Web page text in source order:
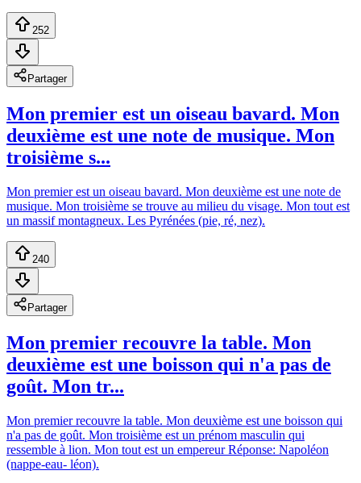
252
Partager
Mon premier est un oiseau bavard. Mon
deuxième est une note de musique. Mon
troisième s...
Mon premier est un oiseau bavard. Mon deuxième est une note de
musique. Mon troisième se trouve au milieu du visage. Mon tout est
un massif montagneux. Les Pyrénées (pie, ré, nez).
240
Partager
Mon premier recouvre la table. Mon
deuxième est une boisson qui n'a pas de
goût. Mon tr...
Mon premier recouvre la table. Mon deuxième est une boisson qui
n'a pas de goût. Mon troisième est un prénom masculin qui
ressemble à lion. Mon tout est un empereur Réponse: Napoléon
(nappe-eau- léon).